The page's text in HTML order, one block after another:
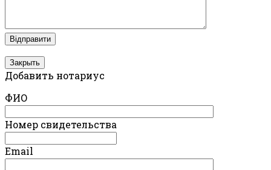
Закрыть
Добавить нотариус
ФИО
Номер свидетельства
Email